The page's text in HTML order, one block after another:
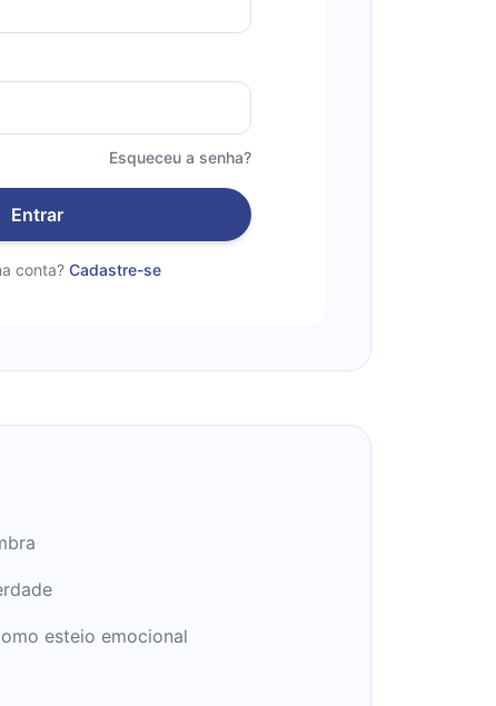
Esqueceu a senha?
Entrar
conta? Cadastre-se
esteio emocional